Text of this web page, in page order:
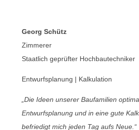
Georg Schütz
Zimmerer
Staatlich geprüfter Hochbautechniker
Entwurfsplanung | Kalkulation
„Die Ideen unserer Baufamilien
Entwurfsplanung und in eine gute
befriedigt mich jeden Tag aufs Neue.“